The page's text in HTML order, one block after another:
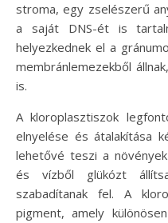
stroma, egy zselészerű
a saját DNS-ét is
helyezkednek el a
membránlemezekből
is.
A kloroplasztiszok
elnyelése és átalakítása
lehetővé teszi a
és vízből glükózt
szabadítanak fel. A
pigment, amely